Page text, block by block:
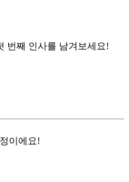
번째 인사를 남겨보세요!
이에요!